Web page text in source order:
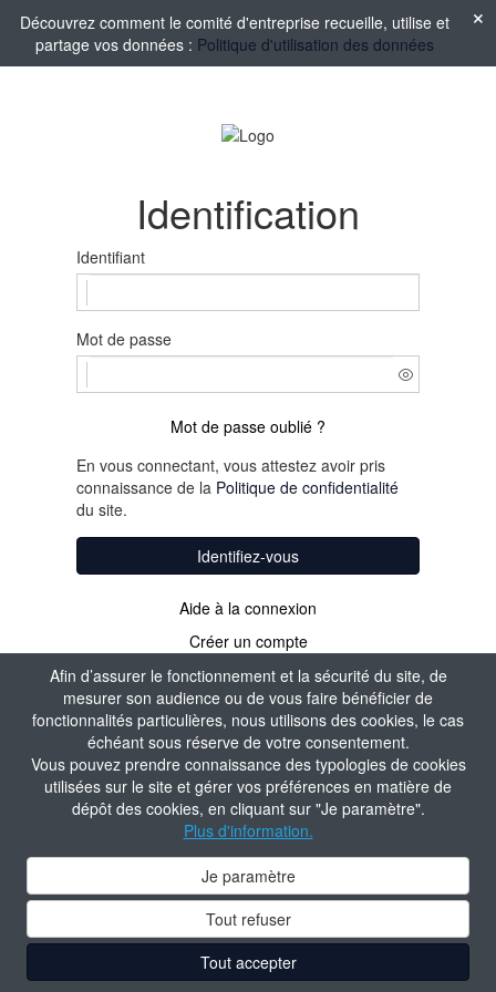
Afin d’assurer le fonctionnement et la sécurité du site, de
mesurer son audience ou de vous faire bénéficier de
fonctionnalités particulières, nous utilisons des cookies, le cas
échéant sous réserve de votre consentement.
Vous pouvez prendre connaissance des typologies de cookies
utilisées sur le site et gérer vos préférences en matière de
dépôt des cookies, en cliquant sur "Je paramètre".
Plus d'information.
Je paramètre
Tout refuser
Tout accepter
Découvrez comment le comité d'entreprise recueille, utilise et
partage vos données : Politique d'utilisation des données
Identification
Identifiant
Mot de passe
Mot de passe oublié ?
En vous connectant, vous attestez avoir pris
connaissance de la Politique de confidentialité
du site.
Identifiez-vous
Aide à la connexion
Créer un compte